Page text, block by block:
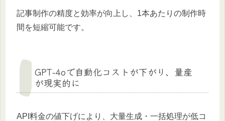
記事制作の精度と効率が向上し、1本あたりの制作時
間を短縮可能です。
GPT-4oで自動化コストが下がり、量産
が現実的に
API料金の値下げにより、大量生成・一括処理が低コ